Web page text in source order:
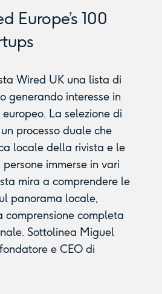
Europe’s 100
Wired UK una lista di
generando interesse in
La selezione di
processo duale che
locale della rivista e le
immerse in vari
mira a comprendere le
panorama locale,
comprensione completa
Sottolinea Miguel
e CEO di